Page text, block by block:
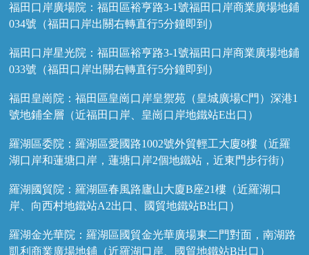
福田口岸廣場院：福田區裕亨路3-1號福田口岸商業廣場地鋪
034號（福田口岸出關右轉直行5分鐘即到）
福田口岸星光院：福田區裕亨路3-1號福田口岸商業廣場地鋪
033號（福田口岸出關右轉直行5分鐘即到）
福田皇崗院：福田區皇崗口岸皇禦苑（皇城廣場C門）深港1
號地鋪全層（近福田口岸、皇崗口岸地鐵站E出口）
羅湖區委院：羅湖區愛國路1002號外貿輕工大廈8樓（近羅
湖口岸和蓮塘口岸，蓮塘口岸2個地鐵站，近東門步行街）
羅湖國貿院：羅湖區春風路廬山大廈B座21樓（近羅湖口
岸、向西村地鐵站A2出口、國貿地鐵站B出口）
羅湖金光華院：羅湖區國貿金光華廣場東二門對面，南湖路
凱利商業廣場地鋪（近羅湖口岸、國貿地鐵站B出口）